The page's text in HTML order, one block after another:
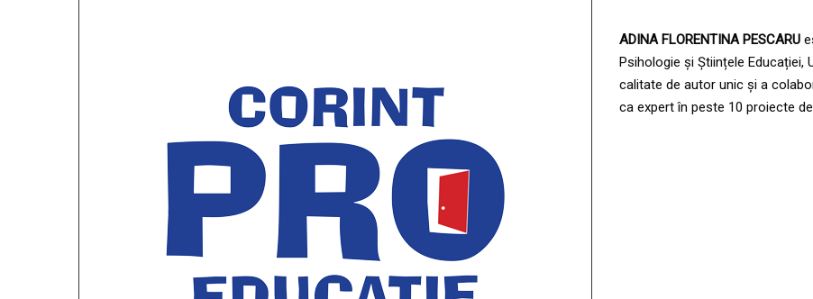
ADINA FLORENTINA PESCARU
Psihologie și Științele Educației,
calitate de autor unic și a
ca expert în peste 10 proiecte